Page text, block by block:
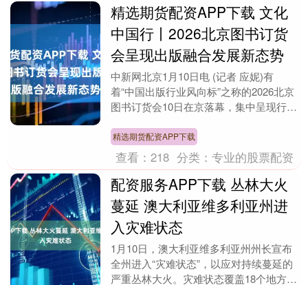
精选期货配资APP下载 文化
中国行丨2026北京图书订货
会呈现出版融合发展新态势
中新网北京1月10日电 (记者 应妮)有
着“中国出版行业风向标”之称的2026北京
图书订货会10日在京落幕，集中呈现行业
种....
精选期货配资APP下载
查看：218 分类：专业的股票配资
配资服务APP下载 丛林大火
蔓延 澳大利亚维多利亚州进
入灾难状态
1月10日，澳大利亚维多利亚州州长宣布
全州进入“灾难状态”，以应对持续蔓延的
严重丛林大火。灾难状态覆盖18个地方政